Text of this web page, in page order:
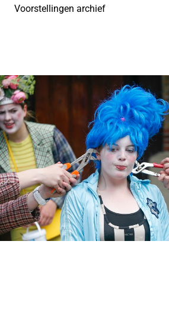
Voorstellingen archief